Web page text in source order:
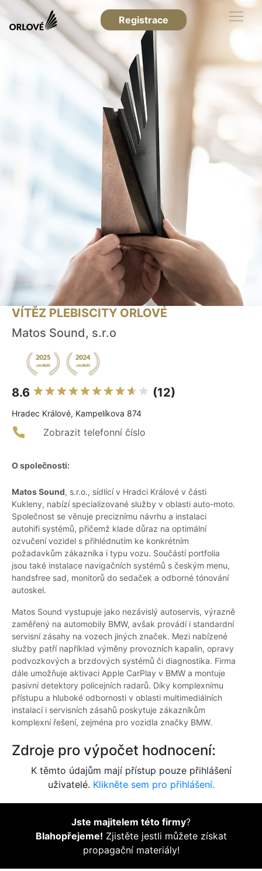
Registrace
VÍTĚZ PLEBISCITY ORLOVÉ
Matos Sound, s.r.o
8.6 (12)
Hradec Králové, Kampelíkova 874
Zobrazit telefonní číslo
O společnosti:
Matos Sound, s.r.o., sídlící v Hradci Králové v části
Kukleny, nabízí specializované služby v oblasti auto-moto.
Společnost se věnuje preciznímu návrhu a instalaci
autohifi systémů, přičemž klade důraz na optimální
ozvučení vozidel s přihlédnutím ke konkrétním
požadavkům zákazníka i typu vozu. Součástí portfolia
jsou také instalace navigačních systémů s českým menu,
handsfree sad, monitorů do sedaček a odborné tónování
autoskel.
Matos Sound vystupuje jako nezávislý autoservis, výrazně
zaměřený na automobily BMW, avšak provádí i standardní
servisní zásahy na vozech jiných značek. Mezi nabízené
služby patří například výměny provozních kapalin, opravy
podvozkových a brzdových systémů či diagnostika. Firma
dále umožňuje aktivaci Apple CarPlay v BMW a montuje
pasivní detektory policejních radarů. Díky komplexnímu
přístupu a hluboké odbornosti v oblasti multimediálních
instalací i servisních zásahů poskytuje zákazníkům
komplexní řešení, zejména pro vozidla značky BMW.
Zdroje pro výpočet hodnocení:
K těmto údajům mají přístup pouze přihlášení
uživatelé. Klikněte sem pro přihlášení.
Jste majitelem této firmy?
Blahopřejeme! Zjistěte jestli můžete získat
propagační materiály!